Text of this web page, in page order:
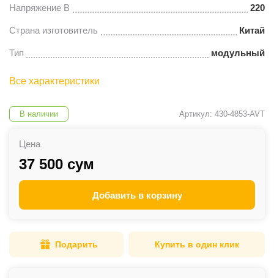
Напряжение В 220
Страна изготовитель Китай
Тип модульный
Все характеристики
В наличии Артикул: 430-4853-AVT
Цена
37 500 сум
Добавить в корзину
Подарить Купить в один клик